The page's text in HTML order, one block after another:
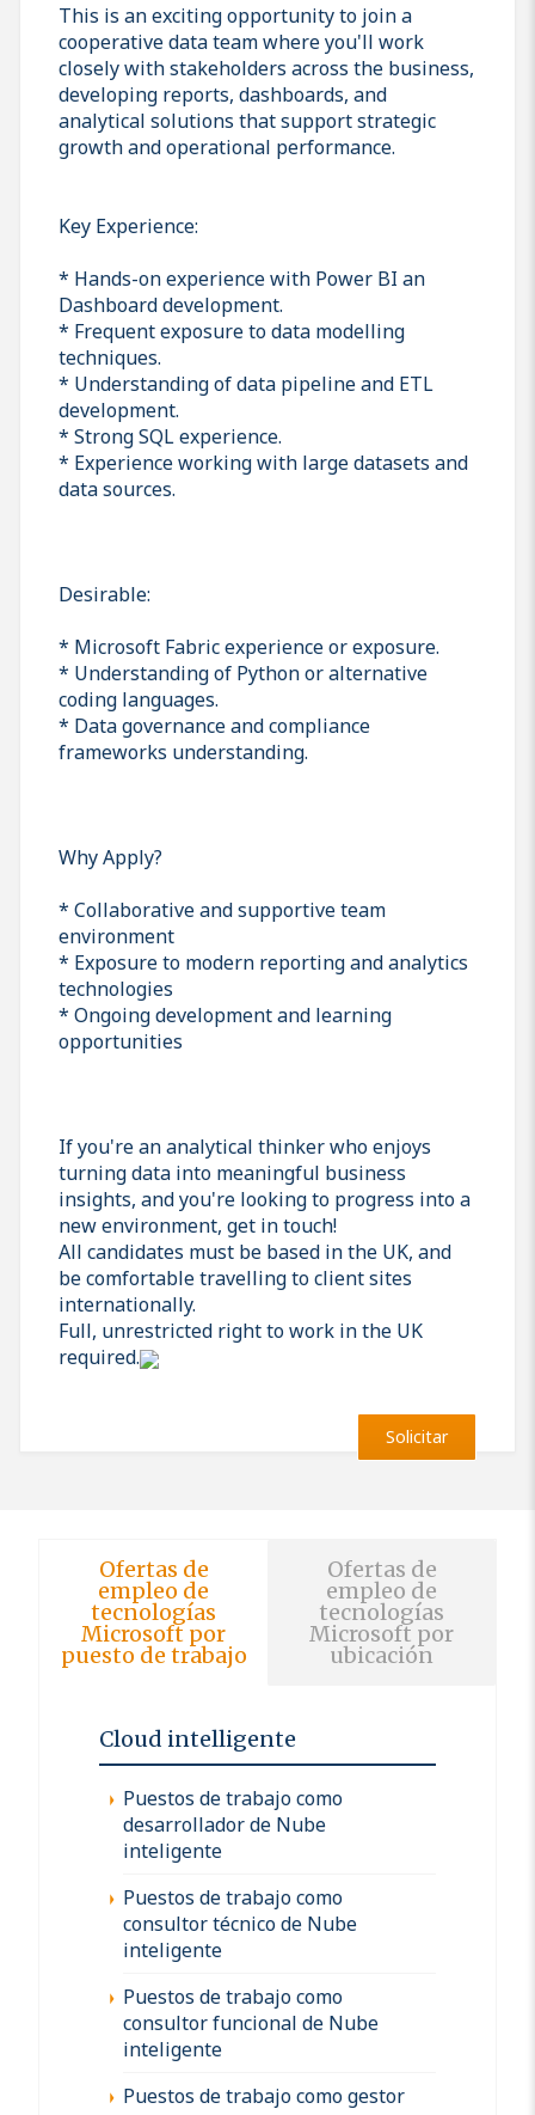
This is an exciting opportunity to join a
cooperative data team where you'll work
closely with stakeholders across the business,
developing reports, dashboards, and
analytical solutions that support strategic
growth and operational performance.
Key Experience:
* Hands-on experience with Power BI an
Dashboard development.
* Frequent exposure to data modelling
techniques.
* Understanding of data pipeline and ETL
development.
* Strong SQL experience.
* Experience working with large datasets and
data sources.
Desirable:
* Microsoft Fabric experience or exposure.
* Understanding of Python or alternative
coding languages.
* Data governance and compliance
frameworks understanding.
Why Apply?
* Collaborative and supportive team
environment
* Exposure to modern reporting and analytics
technologies
* Ongoing development and learning
opportunities
If you're an analytical thinker who enjoys
turning data into meaningful business
insights, and you're looking to progress into a
new environment, get in touch!
All candidates must be based in the UK, and
be comfortable travelling to client sites
internationally.
Full, unrestricted right to work in the UK
required.
Solicitar
Ofertas de
empleo de
tecnologías
Microsoft por
puesto de trabajo
Ofertas de
empleo de
tecnologías
Microsoft por
ubicación
Cloud intelligente
Puestos de trabajo como
desarrollador de Nube
inteligente
Puestos de trabajo como
consultor técnico de Nube
inteligente
Puestos de trabajo como
consultor funcional de Nube
inteligente
Puestos de trabajo como gestor